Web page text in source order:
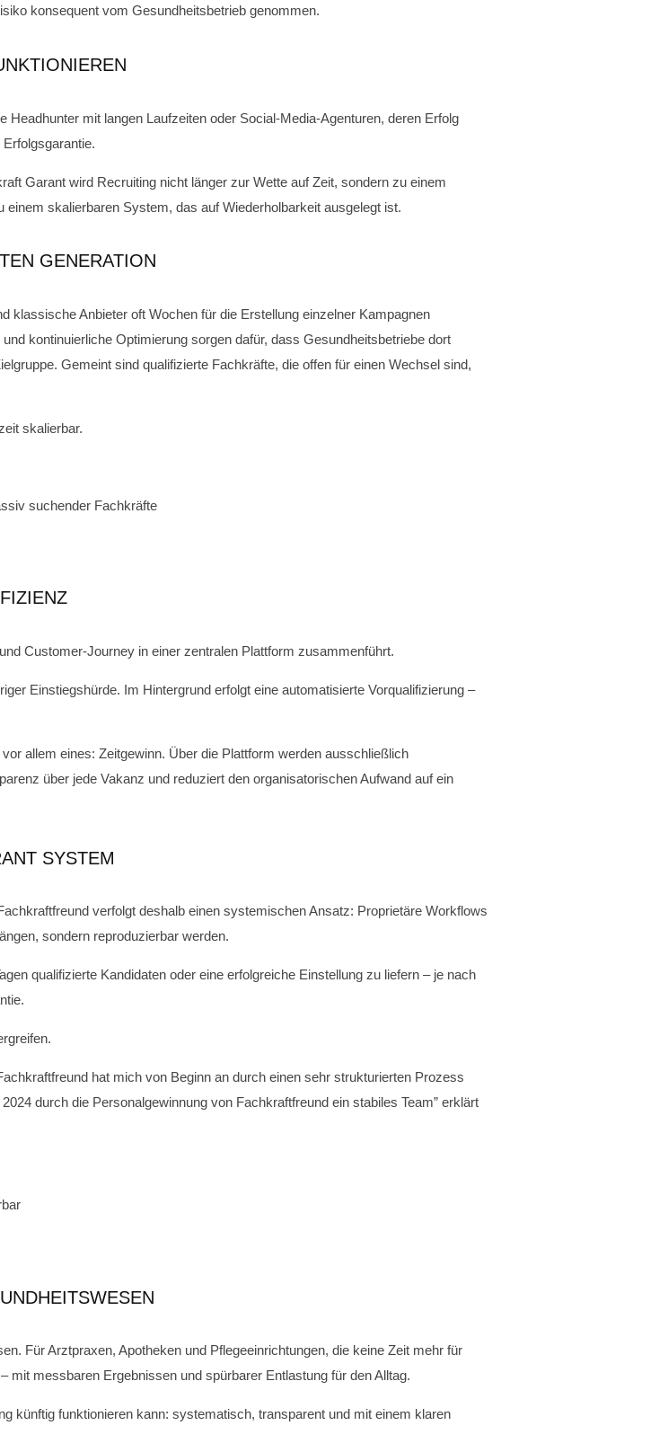
konsequent vom Gesundheitsbetrieb genommen.
mit langen Laufzeiten oder Social-Media-Agenturen, deren Erfolg
Garant wird Recruiting nicht länger zur Wette auf Zeit, sondern zu einem
skalierbaren System, das auf Wiederholbarkeit ausgelegt ist.
GENERATION
klassische Anbieter oft Wochen für die Erstellung einzelner Kampagnen
kontinuierliche Optimierung sorgen dafür, dass Gesundheitsbetriebe dort
Gemeint sind qualifizierte Fachkräfte, die offen für einen Wechsel sind,
skalierbar.
suchender Fachkräfte
Customer-Journey in einer zentralen Plattform zusammenführt.
Einstiegshürde. Im Hintergrund erfolgt eine automatisierte Vorqualifizierung –
allem eines: Zeitgewinn. Über die Plattform werden ausschließlich
über jede Vakanz und reduziert den organisatorischen Aufwand auf ein
SYSTEM
verfolgt deshalb einen systemischen Ansatz: Proprietäre Workflows
sondern reproduzierbar werden.
qualifizierte Kandidaten oder eine erfolgreiche Einstellung zu liefern – je nach
hat mich von Beginn an durch einen sehr strukturierten Prozess
durch die Personalgewinnung von Fachkraftfreund ein stabiles Team” erklärt
Für Arztpraxen, Apotheken und Pflegeeinrichtungen, die keine Zeit mehr für
messbaren Ergebnissen und spürbarer Entlastung für den Alltag.
künftig funktionieren kann: systematisch, transparent und mit einem klaren